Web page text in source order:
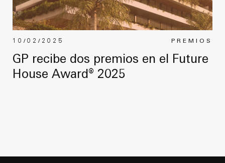
PREMIOS
10/02/2025
GP recibe dos premios en el Future
House Award® 2025